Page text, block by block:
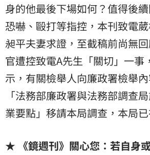
身的他最後下場如何？值得後
恐嚇、毆打等指控，本刊致電
昶平夫妻求證，至截稿前尚無
官遭控致電A先生「關切」一事
示，有關檢舉人向廉政署檢舉
「法務部廉政署與法務部調查
業要點」移請本局調查，本局已
★ 《鏡週刊》關心您：若自身